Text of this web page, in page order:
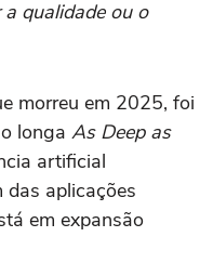
qualidade ou o
morreu em 2025, foi
longa As Deep as
artificial
das aplicações
em expansão